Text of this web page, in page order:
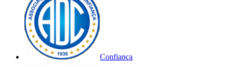
Confiança